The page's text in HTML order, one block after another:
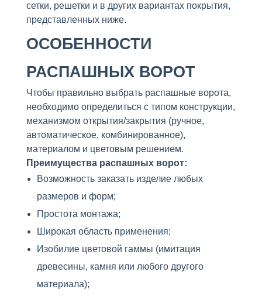
сетки, решетки и в других вариантах покрытия,
представленных ниже.
ОСОБЕННОСТИ
РАСПАШНЫХ ВОРОТ
Чтобы правильно выбрать распашные ворота,
необходимо определиться с типом конструкции,
механизмом открытия/закрытия (ручное,
автоматическое, комбинированное),
материалом и цветовым решением.
Преимущества распашных ворот:
Возможность заказать изделие любых
размеров и форм;
Простота монтажа;
Широкая область применения;
Изобилие цветовой гаммы (имитация
древесины, камня или любого другого
материала);